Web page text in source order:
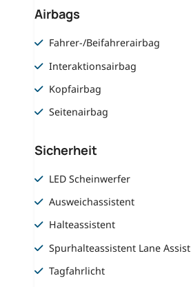
Airbags
Fahrer-/Beifahrerairbag
Interaktionsairbag
Kopfairbag
Seitenairbag
Sicherheit
LED Scheinwerfer
Ausweichassistent
Halteassistent
Spurhalteassistent Lane Assist
Tagfahrlicht